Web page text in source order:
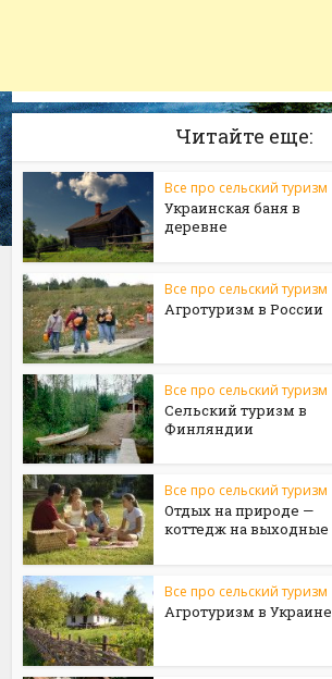
Читайте еще:
Все про сельский туризм
Украинская баня в
деревне
Все про сельский туризм
Агротуризм в России
Все про сельский туризм
Сельский туризм в
Финляндии
Все про сельский туризм
Отдых на природе —
коттедж на выходные
Все про сельский туризм
Агротуризм в Украине